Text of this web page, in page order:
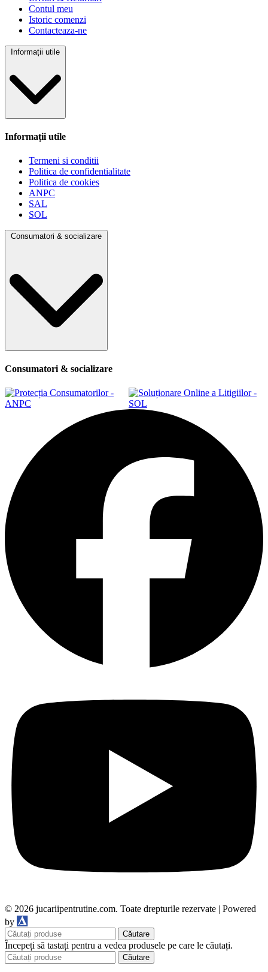
Contul meu
Istoric comenzi
Contacteaza-ne
Informații utile
Informații utile
Termeni si conditii
Politica de confidentialitate
Politica de cookies
ANPC
SAL
SOL
Consumatori & socializare
Consumatori & socializare
© 2026 jucariipentrutine.com. Toate drepturile rezervate | Powered
by
Căutare
Începeți să tastați pentru a vedea produsele pe care le căutați.
Căutare